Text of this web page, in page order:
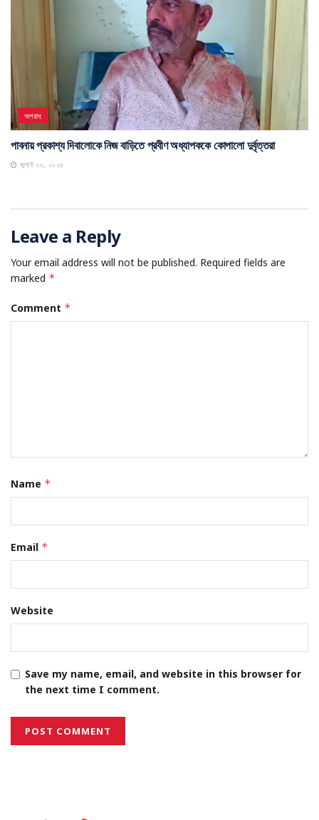
অপরাধ
পাবনায় প্রকাশ্য দিবালোকে নিজ বাড়িতে প্রবীণ অধ্যাপককে কোপালো দুর্বৃত্তরা
জুলাই ২৮, ২০২৫
Leave a Reply
Your email address will not be published. Required fields are
marked *
Comment *
Name *
Email *
Website
Save my name, email, and website in this browser for
the next time I comment.